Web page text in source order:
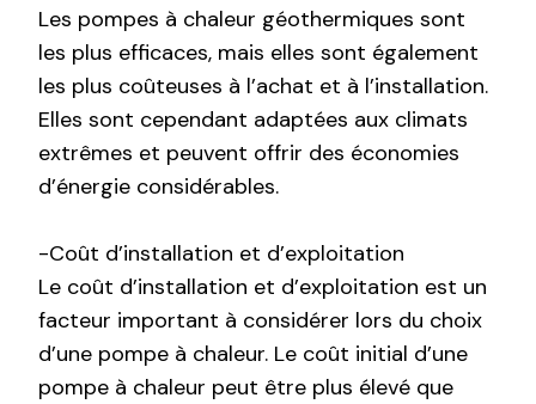
Les pompes à chaleur géothermiques sont
les plus efficaces, mais elles sont également
les plus coûteuses à l’achat et à l’installation.
Elles sont cependant adaptées aux climats
extrêmes et peuvent offrir des économies
d’énergie considérables.
-Coût d’installation et d’exploitation
Le coût d’installation et d’exploitation est un
facteur important à considérer lors du choix
d’une pompe à chaleur. Le coût initial d’une
pompe à chaleur peut être plus élevé que